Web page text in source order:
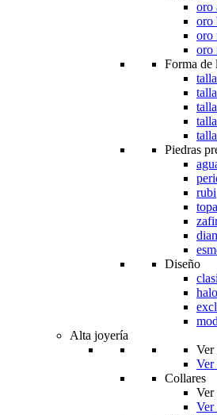
oro
oro
oro
oro
Forma de
Piedras
rubi
Diseño
Alta joyería
Ver
Ver
Collares
Ver
Ver